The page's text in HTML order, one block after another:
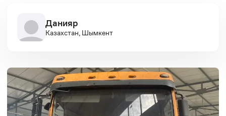
Данияр
Казахстан, Шымкент